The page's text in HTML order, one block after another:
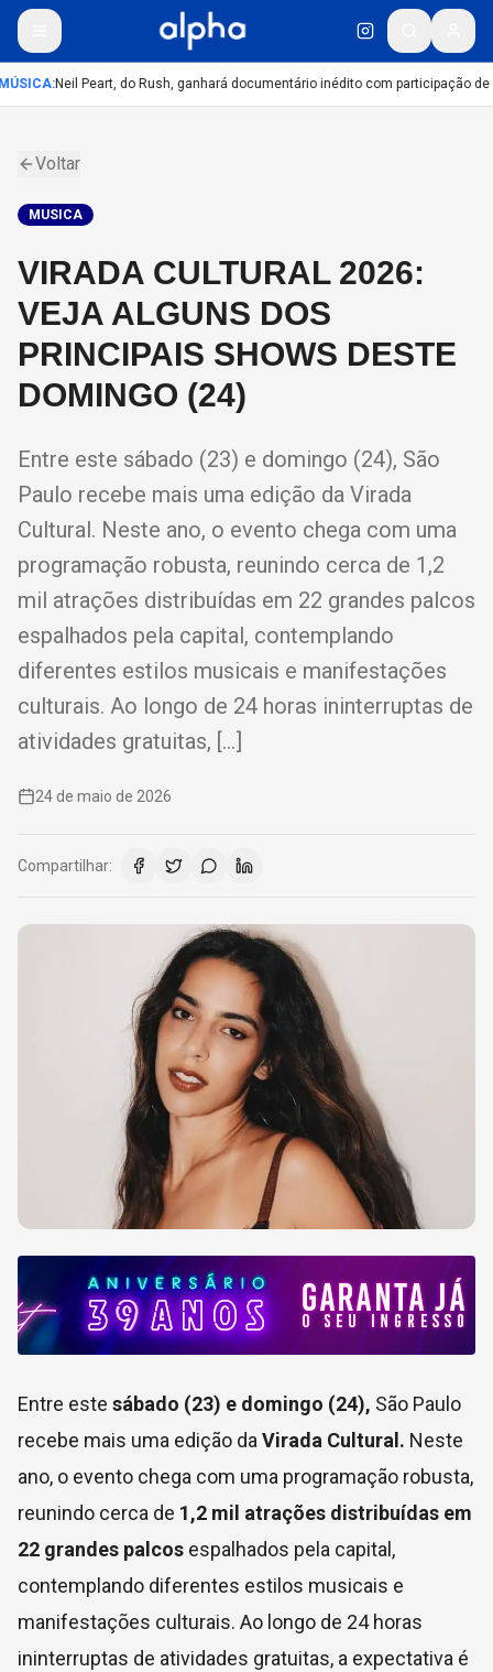
:Neil Peart, do Rush, ganhará documentário inédito com participação de
Voltar
MUSICA
VIRADA CULTURAL 2026:
VEJA ALGUNS DOS
PRINCIPAIS SHOWS DESTE
DOMINGO (24)
Entre este sábado (23) e domingo (24), São
Paulo recebe mais uma edição da Virada
Cultural. Neste ano, o evento chega com uma
programação robusta, reunindo cerca de 1,2
mil atrações distribuídas em 22 grandes palcos
espalhados pela capital, contemplando
diferentes estilos musicais e manifestações
culturais. Ao longo de 24 horas ininterruptas de
atividades gratuitas, […]
24 de maio de 2026
Compartilhar:
Entre este sábado (23) e domingo (24), São Paulo
recebe mais uma edição da Virada Cultural. Neste
ano, o evento chega com uma programação robusta,
reunindo cerca de 1,2 mil atrações distribuídas em
22 grandes palcos espalhados pela capital,
contemplando diferentes estilos musicais e
manifestações culturais. Ao longo de 24 horas
ininterruptas de atividades gratuitas, a expectativa é